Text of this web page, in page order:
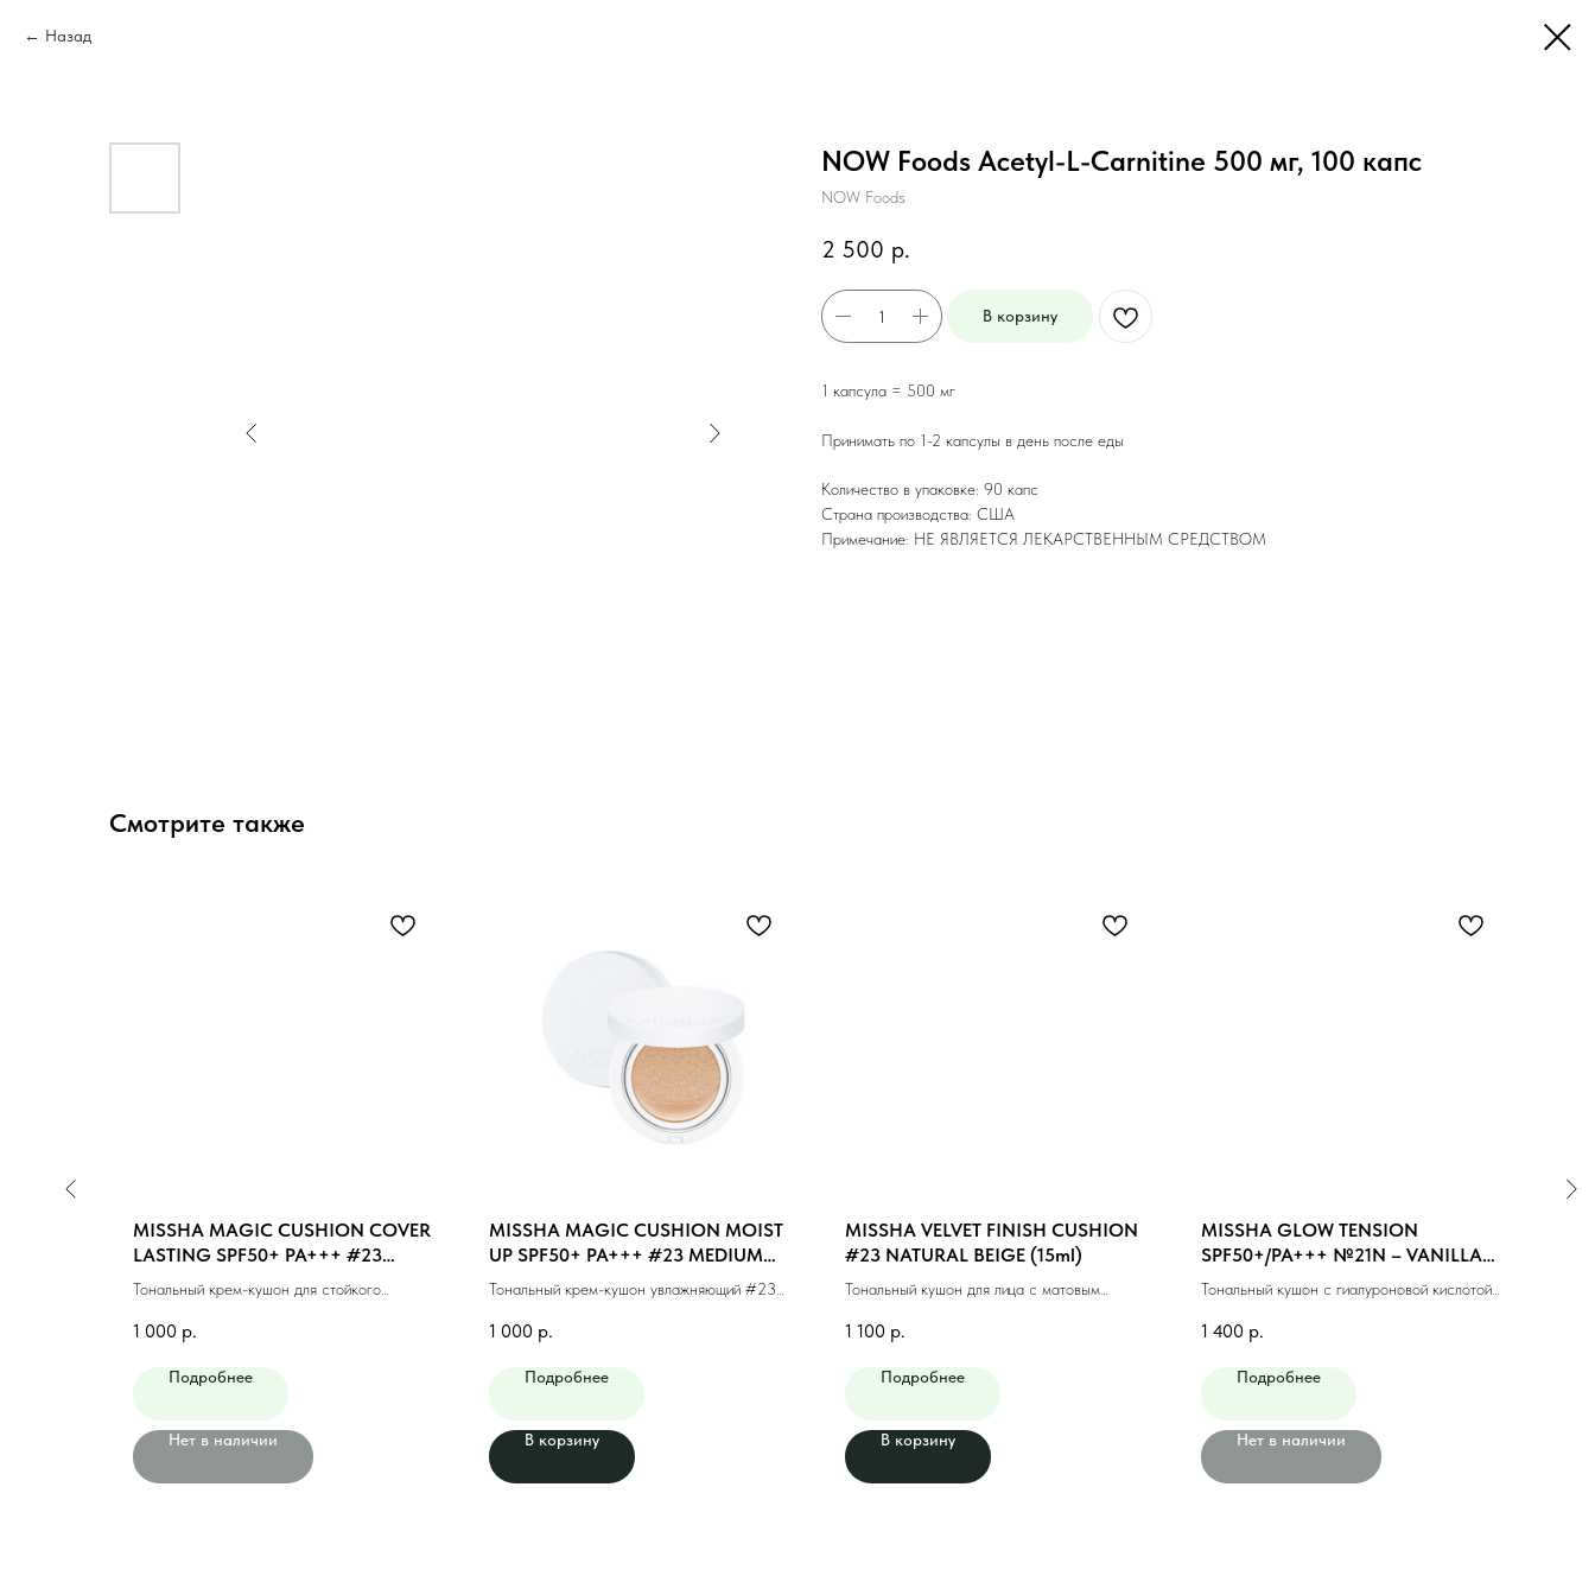
Назад
NOW Foods Acetyl-L-Carnitine 500 мг, 100 капс
NOW Foods
2 500 р.
В корзину
1 капсула = 500 мг
Принимать по 1-2 капсулы в день после еды
Количество в упаковке: 90 капс
Страна производства: США
Примечание: НЕ ЯВЛЯЕТСЯ ЛЕКАРСТВЕННЫМ СРЕДСТВОМ
Смотрите также
MISSHA MAGIC CUSHION COVER
LASTING SPF50+ PA+++ #23
MEDIUM BEIGE (15ml)
Тональный крем-кушон для стойкого
1 000 р.
Подробнее
Нет в наличии
MISSHA MAGIC CUSHION MOIST
UP SPF50+ PA+++ #23 MEDIUM
BEIGE (15g)
Тональный крем-кушон увлажняющий #23
1 000 р.
Подробнее
В корзину
MISSHA VELVET FINISH CUSHION
#23 NATURAL BEIGE (15ml)
Тональный кушон для лица с матовым
1 100 р.
Подробнее
В корзину
MISSHA GLOW TENSION
SPF50+/PA+++ №21N – VANILLA
(NEUTRAL) (15gr)
Тональный кушон с гиалуроновой кислотой
1 400 р.
Подробнее
Нет в наличии